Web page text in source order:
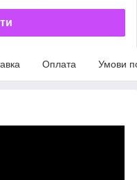
Оплата Умови